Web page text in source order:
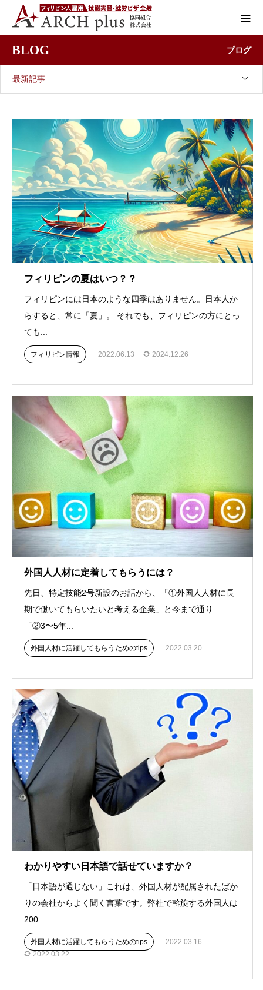
BLOG ブログ
最新記事
フィリピンの夏はいつ？？
フィリピンには日本のような四季はありません。日本人か
らすると、常に「夏」。 それでも、フィリピンの方にとっ
ても...
フィリピン情報 2022.06.13 2024.12.26
外国人人材に定着してもらうには？
先日、特定技能2号新設のお話から、「①外国人人材に長
期で働いてもらいたいと考える企業」と今まで通り
「②3〜5年...
外国人材に活躍してもらうためのtips 2022.03.20
わかりやすい日本語で話せていますか？
「日本語が通じない」これは、外国人材が配属されたばか
りの会社からよく聞く言葉です。弊社で斡旋する外国人は
200...
外国人材に活躍してもらうためのtips
2022.03.16
2022.03.22